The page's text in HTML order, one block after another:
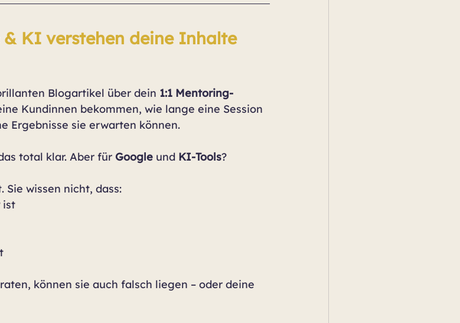
& KI verstehen deine Inhalte
Blogartikel über dein 1:1 Mentoring-
Kundinnen bekommen, wie lange eine Session
Ergebnisse sie erwarten können.
total klar. Aber für Google und KI-Tools?
Sie wissen nicht, dass:
ist
können sie auch falsch liegen – oder deine